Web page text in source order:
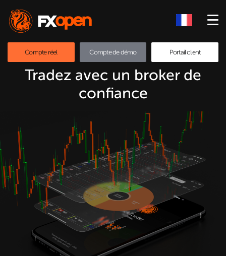
Compte réel Compte de démo Portail client
Tradez avec un broker de
confiance